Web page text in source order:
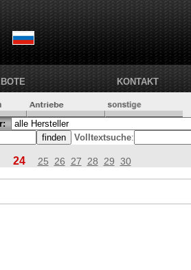
KONTAKT
Volltextsuche:
24 25 26 27 28 29 30